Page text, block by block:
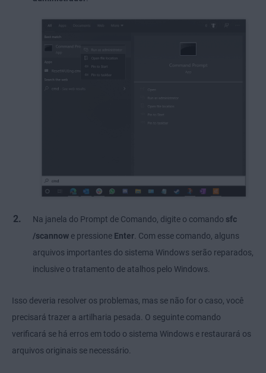
Na janela do Prompt de Comando, digite o comando sfc
/scannow e pressione Enter . Com esse comando, alguns
arquivos importantes do sistema Windows serão reparados,
inclusive o tratamento de atalhos pelo Windows.
Isso deveria resolver os problemas, mas se não for o caso, você
precisará trazer a artilharia pesada. O seguinte comando
verificará se há erros em todo o sistema Windows e restaurará os
arquivos originais se necessário.